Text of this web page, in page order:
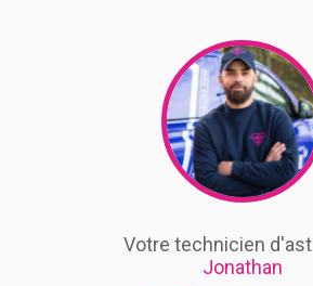
Votre technicien
Jonathan